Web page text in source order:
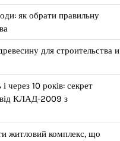
як обрати правильну
для строительства и
через 10 років: секрет
від КЛАД-2009 з
житловий комплекс, що